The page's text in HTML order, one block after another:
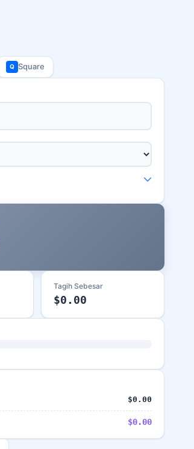
Q Square
Tagih Sebesar
$0.00
$0.00
$0.00